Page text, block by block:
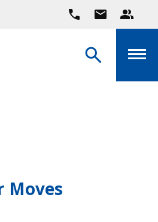
Moves